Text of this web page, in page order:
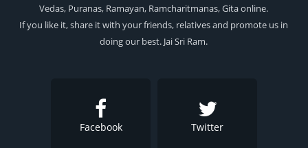
Vedas, Puranas, Ramayan, Ramcharitmanas, Gita online.
If you like it, share it with your friends, relatives and promote us in
doing our best. Jai Sri Ram.
Facebook Twitter